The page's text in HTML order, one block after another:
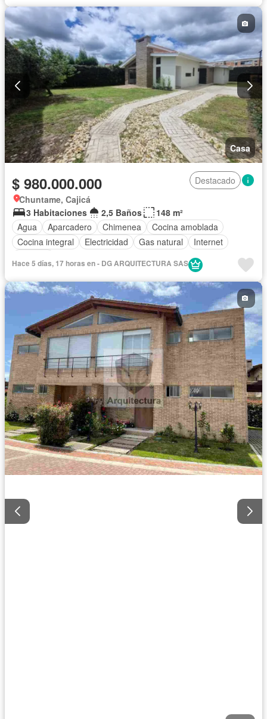
Casa
$ 980.000.000
Destacado
Chuntame, Cajicá
3 Habitaciones
2,5 Baños
148 m²
Agua
Aparcadero Chimenea
Cocina amoblada
Cocina integral
Electricidad Gas natural
Internet
Hace 5 días, 17 horas en - DG ARQUITECTURA SAS